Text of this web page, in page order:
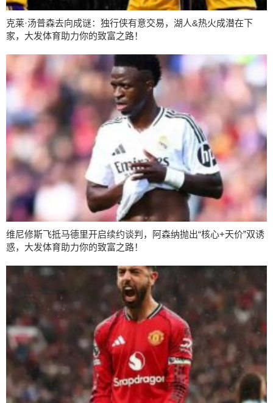
克莱·汤普森去向成谜：独行侠有意交易，湖人&热火成潜在下
家，大发体育助力你的致富之路！
维尼修斯飞抵马德里开启续约谈判，阿森纳抛出“核心+天价”双诱
惑，大发体育助力你的致富之路！